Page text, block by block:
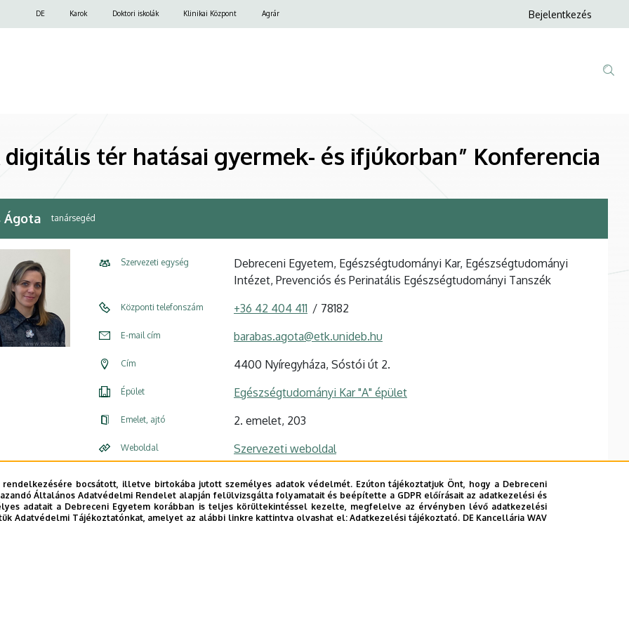
Felső
DE Karok Doktori iskolák Klinikai Központ Agrár
Anonim
Bejelentkezés
digitális tér hatásai gyermek- és ifjúkorban” Konferencia
Ágota tanársegéd
Szervezeti egység
Debreceni Egyetem, Egészségtudományi Kar, Egészségtudományi
Intézet, Prevenciós és Perinatális Egészségtudományi Tanszék
Központi telefonszám +36 42 404 411 78182
E-mail cím barabas.agota@etk.unideb.hu
Cím 4400 Nyíregyháza, Sóstói út 2.
Épület Egészségtudományi Kar "A" épület
Emelet, ajtó 2. emelet, 203
Weboldal Szervezeti weboldal
bocsátott, illetve birtokába jutott személyes adatok védelmét. Ezúton tájékoztatjuk Önt, hogy a Debreceni
Általános Adatvédelmi Rendelet alapján felülvizsgálta folyamatait és beépítette a GDPR előírásait az adatkezelési és
adatait a Debreceni Egyetem korábban is teljes körültekintéssel kezelte, megfelelve az érvényben lévő adatkezelési
Adatvédelmi Tájékoztatónkat, amelyet az alábbi linkre kattintva olvashat el:Adatkezelési tájékoztató. DE Kancellária WAV